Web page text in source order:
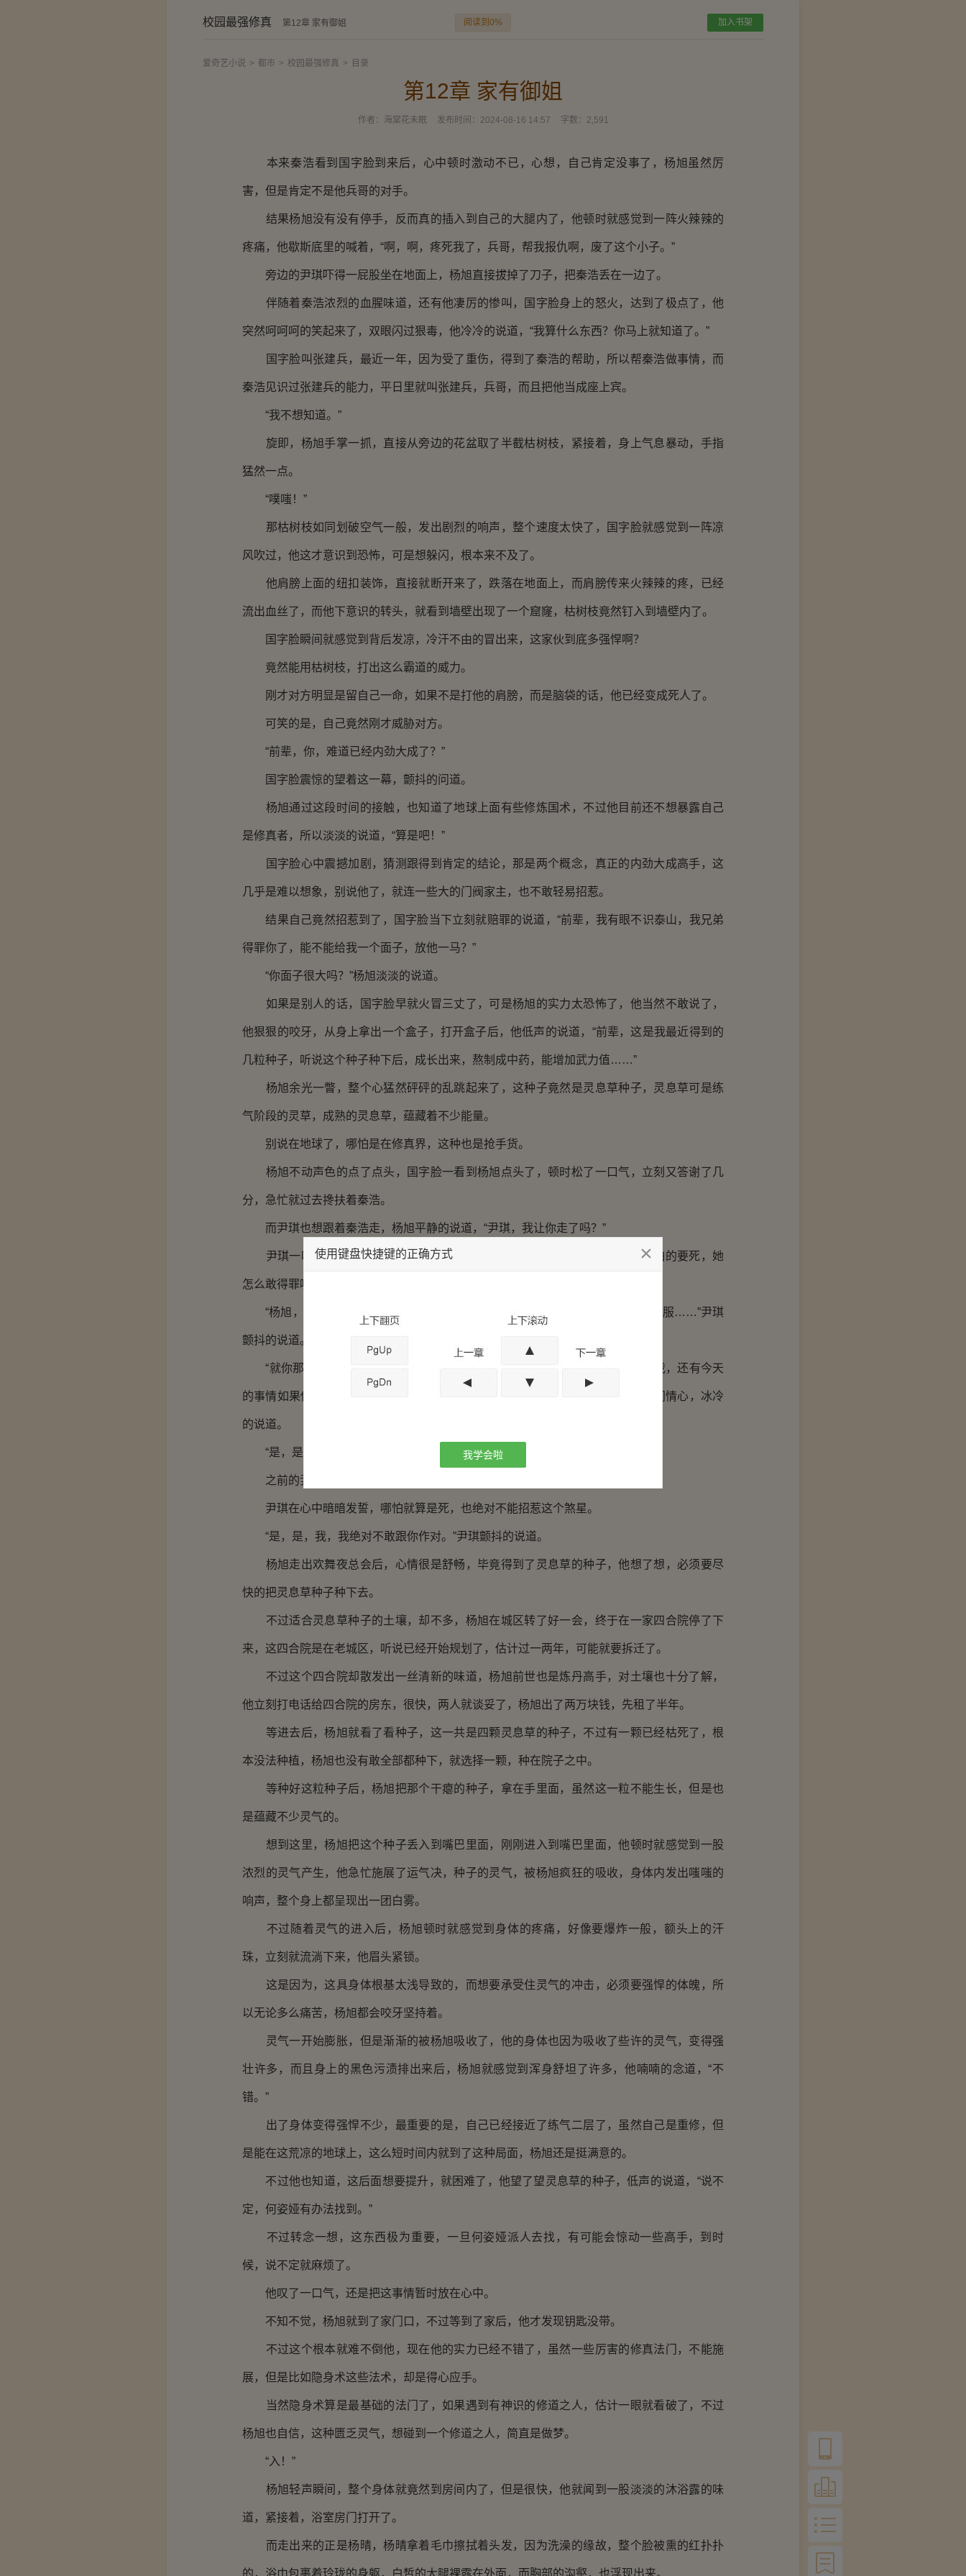
校园最强修真 第12章 家有御姐 阅读到0% 加入书架
爱奇艺小说 > 都市 > 校园最强修真 > 目录
第12章 家有御姐
作者： 海棠花未眠 发布时间： 2024-08-16 14:57 字数： 2,591
本来秦浩看到国字脸到来后，心中顿时激动不已，心想，自己肯定没事了，杨旭虽然厉
害，但是肯定不是他兵哥的对手。
结果杨旭没有没有停手，反而真的插入到自己的大腿内了，他顿时就感觉到一阵火辣辣的
疼痛，他歇斯底里的喊着，“啊，啊，疼死我了，兵哥，帮我报仇啊，废了这个小子。”
旁边的尹琪吓得一屁股坐在地面上，杨旭直接拔掉了刀子，把秦浩丢在一边了。
伴随着秦浩浓烈的血腥味道，还有他凄厉的惨叫，国字脸身上的怒火，达到了极点了，他
突然呵呵呵的笑起来了，双眼闪过狠毒，他冷冷的说道，“我算什么东西？你马上就知道了。”
国字脸叫张建兵，最近一年，因为受了重伤，得到了秦浩的帮助，所以帮秦浩做事情，而
秦浩见识过张建兵的能力，平日里就叫张建兵，兵哥，而且把他当成座上宾。
“我不想知道。”
旋即，杨旭手掌一抓，直接从旁边的花盆取了半截枯树枝，紧接着，身上气息暴动，手指
猛然一点。
“噗嗤！”
那枯树枝如同划破空气一般，发出剧烈的响声，整个速度太快了，国字脸就感觉到一阵凉
风吹过，他这才意识到恐怖，可是想躲闪，根本来不及了。
他肩膀上面的纽扣装饰，直接就断开来了，跌落在地面上，而肩膀传来火辣辣的疼，已经
流出血丝了，而他下意识的转头，就看到墙壁出现了一个窟窿，枯树枝竟然钉入到墙壁内了。
国字脸瞬间就感觉到背后发凉，冷汗不由的冒出来，这家伙到底多强悍啊？
竟然能用枯树枝，打出这么霸道的威力。
刚才对方明显是留自己一命，如果不是打他的肩膀，而是脑袋的话，他已经变成死人了。
可笑的是，自己竟然刚才威胁对方。
“前辈，你，难道已经内劲大成了？”
国字脸震惊的望着这一幕，颤抖的问道。
杨旭通过这段时间的接触，也知道了地球上面有些修炼国术，不过他目前还不想暴露自己
是修真者，所以淡淡的说道，“算是吧！”
国字脸心中震撼加剧，猜测跟得到肯定的结论，那是两个概念，真正的内劲大成高手，这
几乎是难以想象，别说他了，就连一些大的门阀家主，也不敢轻易招惹。
结果自己竟然招惹到了，国字脸当下立刻就赔罪的说道，“前辈，我有眼不识泰山，我兄弟
得罪你了，能不能给我一个面子，放他一马？”
“你面子很大吗？”杨旭淡淡的说道。
如果是别人的话，国字脸早就火冒三丈了，可是杨旭的实力太恐怖了，他当然不敢说了，
他狠狠的咬牙，从身上拿出一个盒子，打开盒子后，他低声的说道，“前辈，这是我最近得到的
几粒种子，听说这个种子种下后，成长出来，熬制成中药，能增加武力值……”
杨旭余光一瞥，整个心猛然砰砰的乱跳起来了，这种子竟然是灵息草种子，灵息草可是练
气阶段的灵草，成熟的灵息草，蕴藏着不少能量。
别说在地球了，哪怕是在修真界，这种也是抢手货。
杨旭不动声色的点了点头，国字脸一看到杨旭点头了，顿时松了一口气，立刻又答谢了几
分，急忙就过去搀扶着秦浩。
而尹琪也想跟着秦浩走，杨旭平静的说道，“尹琪，我让你走了吗？”
尹琪一听到杨旭的声音，顿时就浑身颤抖着，这种厉害的人物，连秦老板都怕的要死，她
怎么敢得罪呢？
“杨旭，我，我，我可以陪你一晚上，我身材很好的，肯定能帮你伺候的舒舒服服……”尹琪
颤抖的说道。
“就你那肮脏的身体，你不嫌恶心，我还嫌你恶心呢？我告诉你，以后别招惹我，还有今天
的事情如果传出去，你知道后果。”杨旭对这种靠出卖自己肉体的女人，没有半点同情心，冰冷
的说道。
“是，是，我绝对不说。”
之前的尹琪还想着报复，现在她彻底怕了，杨旭根本就不是她能招惹的。
尹琪在心中暗暗发誓，哪怕就算是死，也绝对不能招惹这个煞星。
“是，是，我，我绝对不敢跟你作对。”尹琪颤抖的说道。
杨旭走出欢舞夜总会后，心情很是舒畅，毕竟得到了灵息草的种子，他想了想，必须要尽
快的把灵息草种子种下去。
不过适合灵息草种子的土壤，却不多，杨旭在城区转了好一会，终于在一家四合院停了下
来，这四合院是在老城区，听说已经开始规划了，估计过一两年，可能就要拆迁了。
不过这个四合院却散发出一丝清新的味道，杨旭前世也是炼丹高手，对土壤也十分了解，
他立刻打电话给四合院的房东，很快，两人就谈妥了，杨旭出了两万块钱，先租了半年。
等进去后，杨旭就看了看种子，这一共是四颗灵息草的种子，不过有一颗已经枯死了，根
本没法种植，杨旭也没有敢全部都种下，就选择一颗，种在院子之中。
等种好这粒种子后，杨旭把那个干瘪的种子，拿在手里面，虽然这一粒不能生长，但是也
是蕴藏不少灵气的。
想到这里，杨旭把这个种子丢入到嘴巴里面，刚刚进入到嘴巴里面，他顿时就感觉到一股
浓烈的灵气产生，他急忙施展了运气决，种子的灵气，被杨旭疯狂的吸收，身体内发出嗤嗤的
响声，整个身上都呈现出一团白雾。
不过随着灵气的进入后，杨旭顿时就感觉到身体的疼痛，好像要爆炸一般，额头上的汗
珠，立刻就流淌下来，他眉头紧锁。
这是因为，这具身体根基太浅导致的，而想要承受住灵气的冲击，必须要强悍的体魄，所
以无论多么痛苦，杨旭都会咬牙坚持着。
灵气一开始膨胀，但是渐渐的被杨旭吸收了，他的身体也因为吸收了些许的灵气，变得强
壮许多，而且身上的黑色污渍排出来后，杨旭就感觉到浑身舒坦了许多，他喃喃的念道，“不
错。”
出了身体变得强悍不少，最重要的是，自己已经接近了练气二层了，虽然自己是重修，但
是能在这荒凉的地球上，这么短时间内就到了这种局面，杨旭还是挺满意的。
不过他也知道，这后面想要提升，就困难了，他望了望灵息草的种子，低声的说道，“说不
定，何姿娅有办法找到。”
不过转念一想，这东西极为重要，一旦何姿娅派人去找，有可能会惊动一些高手，到时
候，说不定就麻烦了。
他叹了一口气，还是把这事情暂时放在心中。
不知不觉，杨旭就到了家门口，不过等到了家后，他才发现钥匙没带。
不过这个根本就难不倒他，现在他的实力已经不错了，虽然一些厉害的修真法门，不能施
展，但是比如隐身术这些法术，却是得心应手。
当然隐身术算是最基础的法门了，如果遇到有神识的修道之人，估计一眼就看破了，不过
杨旭也自信，这种匮乏灵气，想碰到一个修道之人，简直是做梦。
“入！”
杨旭轻声瞬间，整个身体就竟然到房间内了，但是很快，他就闻到一股淡淡的沐浴露的味
道，紧接着，浴室房门打开了。
而走出来的正是杨晴，杨晴拿着毛巾擦拭着头发，因为洗澡的缘故，整个脸被熏的红扑扑
的，浴巾包裹着玲珑的身躯，白皙的大腿裸露在外面，而胸部的沟壑，也浮现出来。
使用键盘快捷键的正确方式
我学会啦